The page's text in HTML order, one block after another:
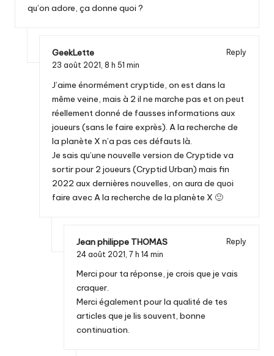
qu’on adore, ça donne quoi ?
GeekLette
Reply
23 août 2021, 8 h 51 min
J’aime énormément cryptide, on est dans la
même veine, mais à 2 il ne marche pas et on peut
réellement donné de fausses informations aux
joueurs (sans le faire exprès). A la recherche de
la planète X n’a pas ces défauts là.
Je sais qu’une nouvelle version de Cryptide va
sortir pour 2 joueurs (Cryptid Urban) mais fin
2022 aux dernières nouvelles, on aura de quoi
faire avec A la recherche de la planète X 🙂
Jean philippe THOMAS
Reply
24 août 2021, 7 h 14 min
Merci pour ta réponse, je crois que je vais
craquer.
Merci également pour la qualité de tes
articles que je lis souvent, bonne
continuation.